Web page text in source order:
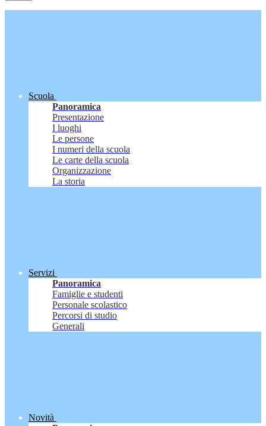
Scuola
Panoramica
Presentazione
I luoghi
Le persone
I numeri della scuola
Le carte della scuola
Organizzazione
La storia
Servizi
Panoramica
Famiglie e studenti
Personale scolastico
Percorsi di studio
Generali
Novità